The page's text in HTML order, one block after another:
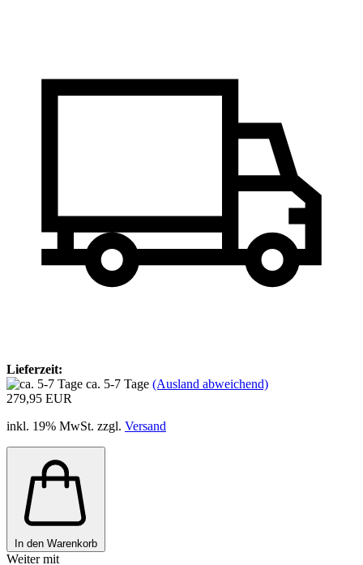
Lieferzeit:
ca. 5-7 Tage (Ausland abweichend)
279,95 EUR
inkl. 19% MwSt. zzgl. Versand
In den Warenkorb
Weiter mit